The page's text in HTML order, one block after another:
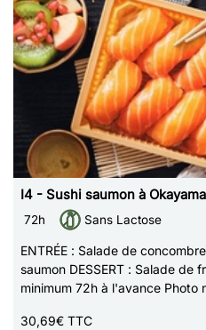
I4 - Sushi saumon à Okayama
72h Sans Lactose
ENTRÉE : Salade de
saumon DESSERT : Salade de
minimum 72h à l'avance Photo
30,69€ TTC